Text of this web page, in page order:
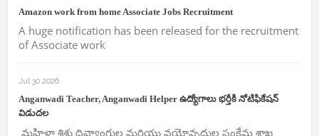
Amazon work from home Associate Jobs Recruitment
A huge notification has been released for the recruitment
of Associate work
Jul 30 2026
Anganwadi Teacher, Anganwadi Helper ఉద్యోగాలు భర్తీకి నోటిఫికేషన్
విడుదల
మహిళా శిశు దివ్యాంగుల మరియు వయోవృద్దుల సంక్షేమ శాఖ